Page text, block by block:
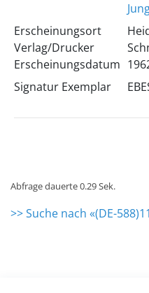
Erscheinungsort
Verlag/Drucker
Erscheinungsdatum
Signatur Exemplar
Abfrage dauerte 0.29 Sek.
>> Suche nach «(DE-